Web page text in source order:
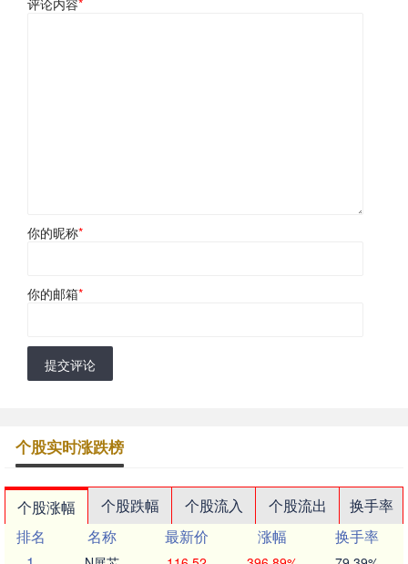
你的昵称*
你的邮箱*
提交评论
个股实时涨跌榜
个股涨幅 个股跌幅 个股流入 个股流出
换手率
排名
名称 最新价 涨幅
换手率